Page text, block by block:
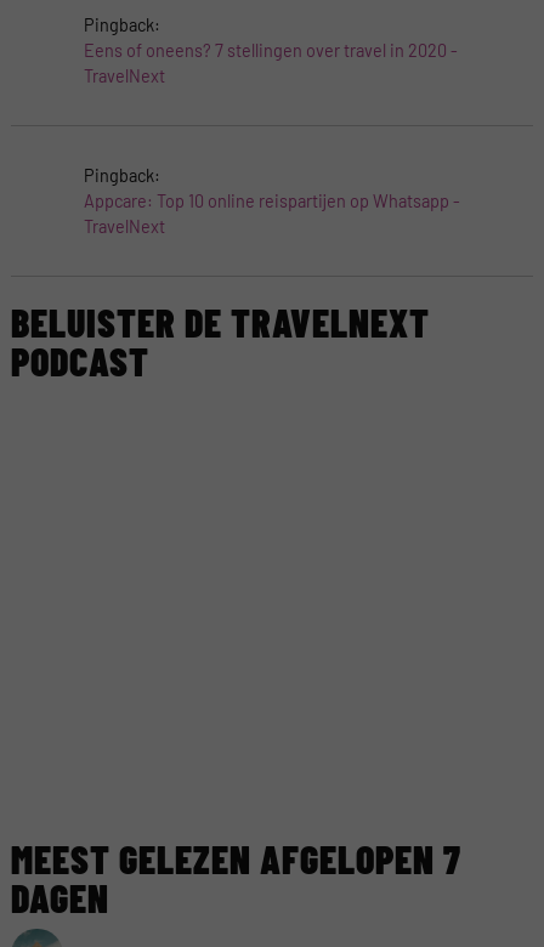
Pingback:
Eens of oneens? 7 stellingen over travel in 2020 -
TravelNext
Pingback:
Appcare: Top 10 online reispartijen op Whatsapp -
TravelNext
BELUISTER DE TRAVELNEXT
PODCAST
MEEST GELEZEN AFGELOPEN 7
DAGEN